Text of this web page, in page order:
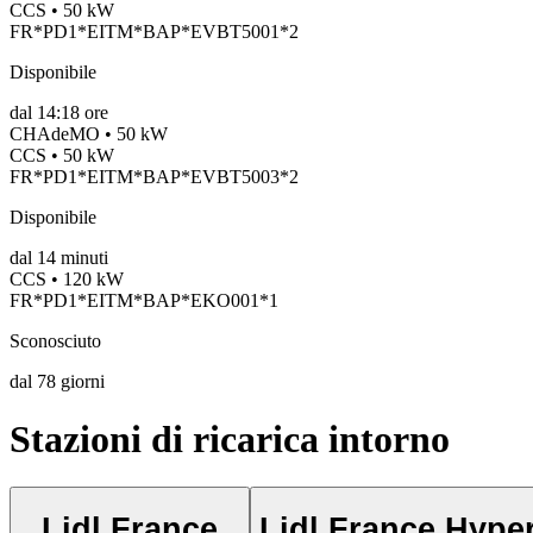
CCS • 50 kW
FR*PD1*EITM*BAP*EVBT5001*2
Disponibile
dal 14:18 ore
CHAdeMO • 50 kW
CCS • 50 kW
FR*PD1*EITM*BAP*EVBT5003*2
Disponibile
dal 14 minuti
CCS • 120 kW
FR*PD1*EITM*BAP*EKO001*1
Sconosciuto
dal 78 giorni
Stazioni di ricarica intorno